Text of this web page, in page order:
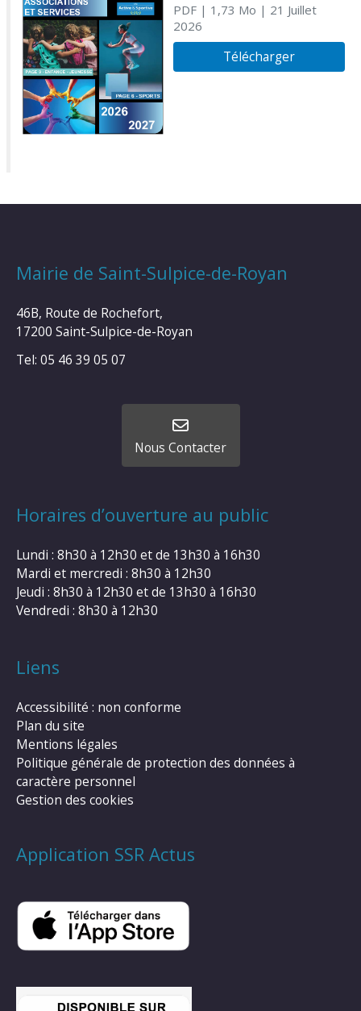
PDF| 1,73 Mo | 21 Juillet
2026
Télécharger
Mairie de Saint-Sulpice-de-Royan
46B, Route de Rochefort,
17200 Saint-Sulpice-de-Royan
Tel: 05 46 39 05 07
Nous Contacter
Horaires d’ouverture au public
Lundi : 8h30 à 12h30 et de 13h30 à 16h30
Mardi et mercredi : 8h30 à 12h30
Jeudi : 8h30 à 12h30 et de 13h30 à 16h30
Vendredi : 8h30 à 12h30
Liens
Accessibilité : non conforme
Plan du site
Mentions légales
Politique générale de protection des données à
caractère personnel
Gestion des cookies
Application SSR Actus